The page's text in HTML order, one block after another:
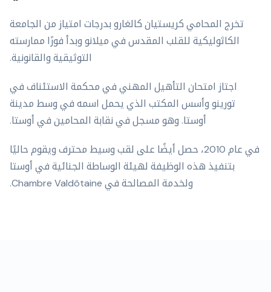
تخرج المحامي كريستيان كالغارو بدرجات امتياز من الجامعة
الكاثوليكية للقلب المقدس في ميلانو وبدأ فورًا ممارسته
التوثيقية والقانونية.
اجتاز امتحان التأهيل المهني في محكمة الاستئناف في
تورينو وأسس المكتب الذي يحمل اسمه في وسط مدينة
أوستا. وهو مسجل في نقابة المحامين في أوستا.
في عام 2010، حصل أيضًا على لقب وسيط محترف ويقوم حاليًا
بتنفيذ هذه الوظيفة لهيئة الوساطة الجنائية في أوستا
ولخدمة المصالحة في Chambre Valdôtaine.